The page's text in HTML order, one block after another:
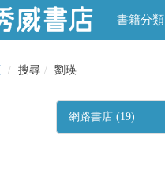
書籍分類
搜尋 劉瑛
網路書店 (19)